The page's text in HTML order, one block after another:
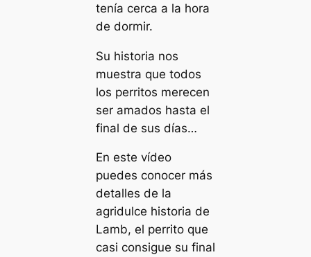
tenía cerca a la hora
de dormir.
Su historia nos
muestra que todos
los perritos merecen
ser amados hasta el
final de sus días…
En este vídeo
puedes conocer más
detalles de la
agridulce historia de
Lamb, el perrito que
casi consigue su final